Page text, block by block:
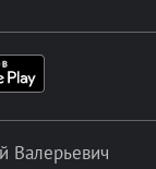
Валерьевич